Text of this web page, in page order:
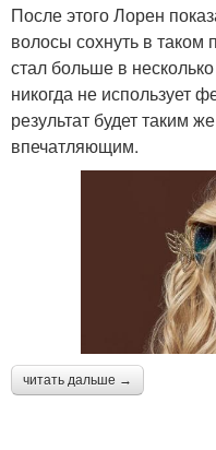
После этого Лорен
волосы сохнуть в
стал больше в
никогда не использует
результат будет таким
впечатляющим.
читать дальше →